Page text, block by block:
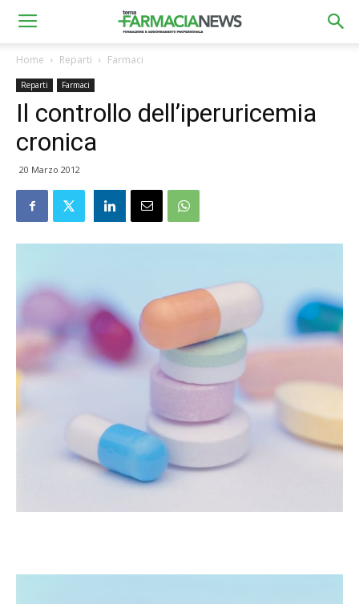
Home Reparti Farmaci
Reparti Farmaci
Il controllo dell’iperuricemia
cronica
20 Marzo 2012